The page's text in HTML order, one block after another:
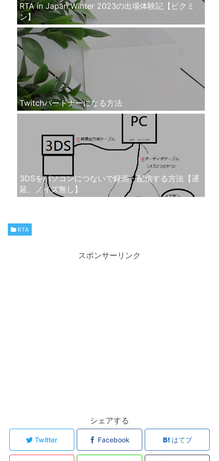
RTA in Japan Winter 2023の出場体験記【ピクミ
ン】
Twitchパートナーになる方法
3DSをパソコンにつないで録画・配信する方法【遅
延、ノイズ無し】
RTA
スポンサーリンク
シェアする
Twitter Facebook はてブ